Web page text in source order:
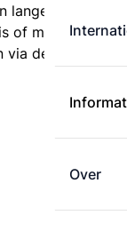
Over
route,
of met minder
de kortste